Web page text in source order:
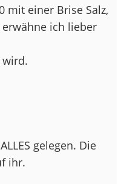
mit einer Brise Salz,
ich lieber
wird.
gelegen. Die
ihr.